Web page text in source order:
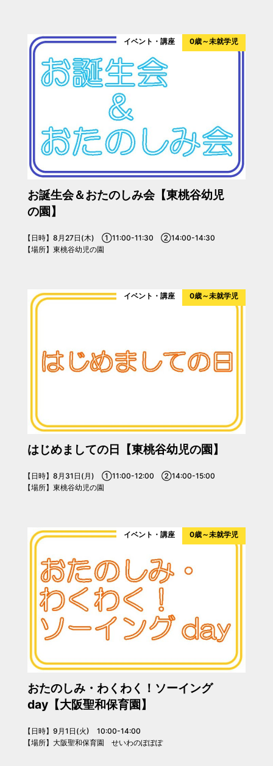
イベント・講座 0歳～未就学児
お誕生会＆おたのしみ会【東桃谷幼児
の園】
【日時】8月27日(木) ①11:00-11:30 ②14:00-14:30
【場所】東桃谷幼児の園
イベント・講座 0歳～未就学児
はじめましての日【東桃谷幼児の園】
【日時】8月31日(月) ①11:00-12:00 ②14:00-15:00
【場所】東桃谷幼児の園
イベント・講座 0歳～未就学児
おたのしみ・わくわく！ソーイング
day【大阪聖和保育園】
【日時】9月1日(火) 10:00-14:00
【場所】大阪聖和保育園 せいわのぽぽぽ